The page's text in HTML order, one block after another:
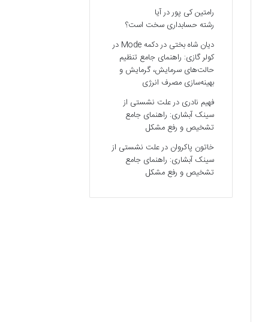
رامتین کی پوردرآیا
رشته حسابداری سخت است؟
دیان شاه بختی در
دکمه Mode در
کولر گازی: راهنمای جامع تنظیم
حالت‌های سرمایش، گرمایش و
بهینه‌سازی مصرف انرژی
فهیم نادری درعلت نشستی از
سینک آبشاری: راهنمای جامع
تشخیص و رفع مشکل
خاتون پاکروان درعلت نشستی از
سینک آبشاری: راهنمای جامع
تشخیص و رفع مشکل